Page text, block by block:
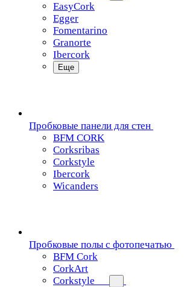
EasyCork
Egger
Fomentarino
Granorte
Ibercork
Еще
Пробковые панели для стен
BFM CORK
Corksribas
Corkstyle
Ibercork
Wicanders
Пробковые полы с фотопечатью
BFM Cork
CorkArt
Corkstyle